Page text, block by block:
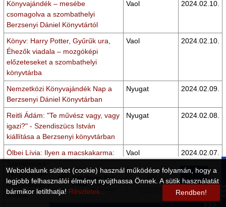
Könyvajándék – mesébe
csomagolva a szombathelyi
Berzsenyi Dániel Könyvtártól
Vaol 2024.02.10.
Könyv: Harry Potter, Gyűrűk ura,
Éhezők viadala – mozgóképi
előzeteseket a szombathelyi
könyvtárba
Vaol 2024.02.10.
Nemzetközi Könyvajándék Nap a
Berzsenyi Dániel Könyvtárban
Nyugat 2024.02.09.
Reitli Ádám: "Te művész vagy, vagy
igazi?" - Szendiszücs István
kiállítása a Berzsenyi könyvtárban
Nyugat 2024.02.08.
Ölbei Lívia: Ilyen a macskakarma:
hangulatban a BDK-ban,
madarakkal, gombokkal, kanállal,
villával
Vaol 2024.02.07.
Weboldalunk sütiket (cookie) használ működése folyamán, hogy a
legjobb felhasználói élményt nyújthassa Önnek. A sütik használatát
bármikor letilthatja! Részletek... Rendben!